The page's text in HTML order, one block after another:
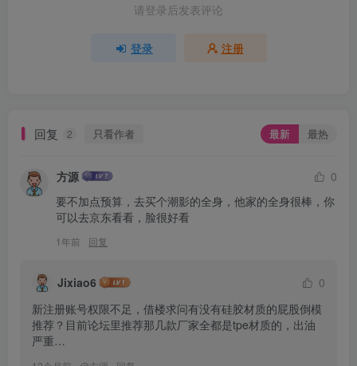
请登录后发表评论
登录 注册
回复 2 只看作者 最新 最热
方源
0
要不加点预算，去买个潮影的全身，他家的全身很棒，你
可以去京东看看，脸很好看
1年前 回复
Jixiao6
0
新注册账号权限不足，借楼求问有没有硅胶材质的屁股倒模
推荐？目前论坛里推荐那几款厂家全都是tpe材质的，出油
严重…